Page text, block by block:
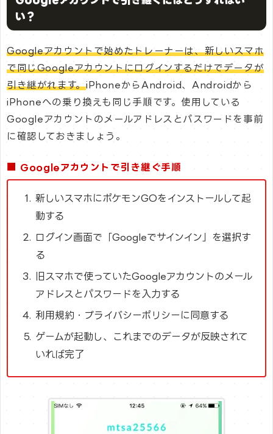
い？
Googleアカウントで始めたトレーナーは、新しいスマホ
で同じGoogleアカウントにログインするだけでデータが
引き継がれます。iPhoneからAndroid、Androidから
iPhoneへの乗り換えも同じ手順です。使用している
Googleアカウントのメールアドレスとパスワードを事前
に確認しておきましょう。
■ Googleアカウントで引き継ぐ手順
新しいスマホにポケモンGOをインストールして起
動する
ログイン画面で「Googleでサインイン」を選択す
る
旧スマホで使っていたGoogleアカウントのメール
アドレスとパスワードを入力する
利用規約・プライバシーポリシーに同意する
ゲームが起動し、これまでのデータが反映されて
いれば完了